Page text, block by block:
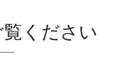
ください